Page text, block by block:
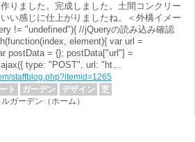
りました。完成しました。土間コンクリー
い感じに仕上がりましたね。＜外構イメー
!= "undefined"){ //jQueryの読み込み確認
element){ var url =
postData = {}; postData["url"] =
type: "POST", url: "ht…
staffblog.php?itemid=1265
ト ガーデン デザイン
芝
ガーデン（ホーム）